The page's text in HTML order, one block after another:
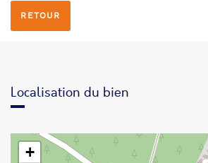
RETOUR
Localisation du bien
+